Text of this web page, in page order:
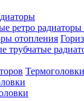
радиаторы
трубчатые